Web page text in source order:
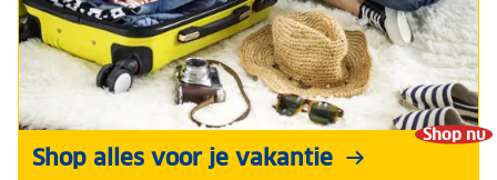
Shop nu
Shop alles voor je vakantie